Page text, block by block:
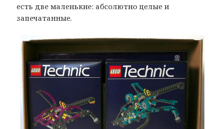
есть две маленькие: абсолютно целые и
запечатанные.